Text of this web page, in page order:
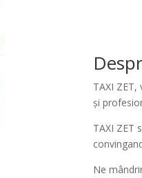
TAXI
și
TAXI ZET
Ne